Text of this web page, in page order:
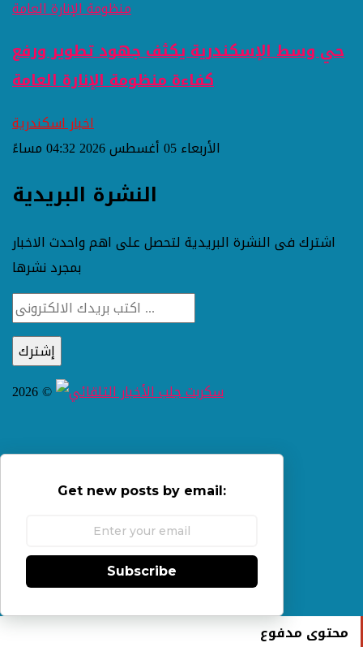
حي وسط الإسكندرية يكثف جهود تطوير ورفع
كفاءة منظومة الإنارة العامة
اخبار اسكندرية
الأربعاء 05 أغسطس 2026 04:32 مساءً
النشرة البريدية
اشترك فى النشرة البريدية لتحصل على اهم واحدث الاخبار
بمجرد نشرها
2026 ©
Get new posts by email:
Subscribe
محتوى مدفوع